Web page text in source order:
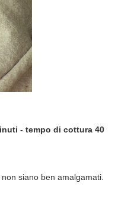
- tempo di cottura 40
siano ben amalgamati.